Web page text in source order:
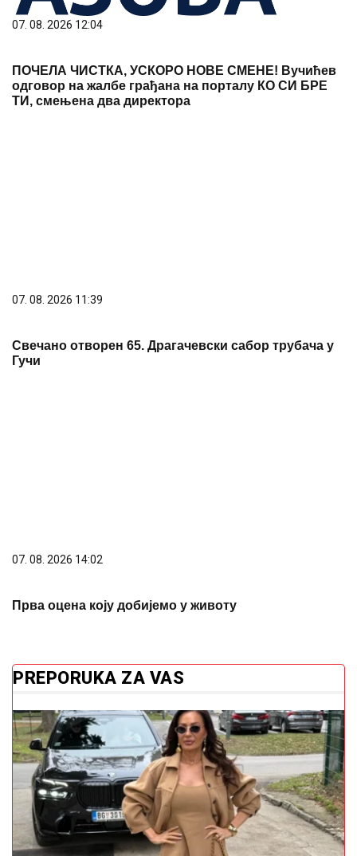
07. 08. 2026 11:39
Свечано отворен 65. Драгачевски сабор трубача у
Гучи
(FOTO)Kačket na glavi, atlet majica i naočare: Cecu
"IMAO JE NAPADE, TREBALO SE
IZBORITI SA TIM"
selo
Ne čekajte žeđ: Ovo su prvi znakovi da
ste dehidrirali tokom velikih vrućina